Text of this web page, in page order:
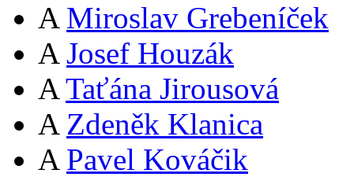
A Miroslav Grebeníček
A Josef Houzák
A Taťána Jirousová
A Zdeněk Klanica
A Pavel Kováčik